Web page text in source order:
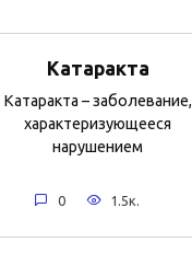
Катаракта
Катаракта – заболевание,
характеризующееся
нарушением
0 1.5к.